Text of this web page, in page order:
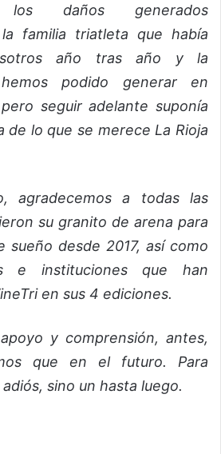
los daños generados
familia triatleta que había
año tras año y la
podido generar en
seguir adelante suponía
de lo que se merece La Rioja
agradecemos a todas las
su granito de arena para
sueño desde 2017, así como
e instituciones que han
en sus 4 ediciones.
y comprensión, antes,
que en el futuro. Para
sino un hasta luego.